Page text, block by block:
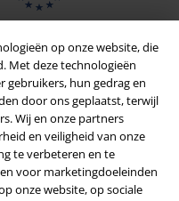
op onze website, die
Met deze technologieën
gebruikers, hun gedrag en
door ons geplaatst, terwijl
Wij en onze partners
en veiligheid van onze
te verbeteren en te
voor marketingdoeleinden
onze website, op sociale